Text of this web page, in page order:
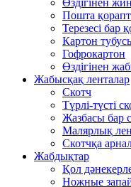
Пошта
Терезесі бар
Картон
Гофрокартон
Өздігінен
Жабысқақ ленталар
Скотч
Түрлі-түсті
Жазбасы бар
Малярлық
Скотчқа
Жабдықтар
Қол
Ножные